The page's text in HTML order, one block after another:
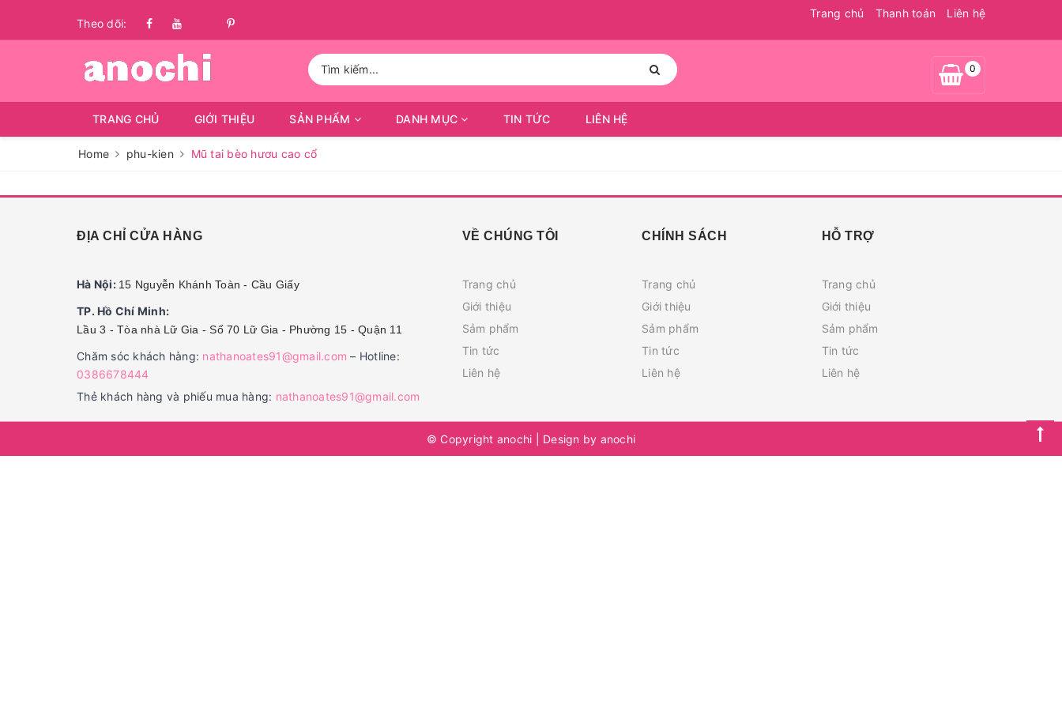
Theo dõi:
Trang chủ Thanh toán Liên hệ
0
TRANG CHỦ GIỚI THIỆU SẢN PHẨM DANH MỤC TIN TỨC LIÊN HỆ
Home phu-kien Mũ tai bèo hươu cao cổ
ĐỊA CHỈ CỬA HÀNG
Hà Nội: 15 Nguyễn Khánh Toàn - Cầu Giấy
TP. Hồ Chí Minh:
Lầu 3 - Tòa nhà Lữ Gia - Số 70 Lữ Gia - Phường 15 - Quận 11
Chăm sóc khách hàng: nathanoates91@gmail.com– Hotline:
0386678444
Thẻ khách hàng và phiếu mua hàng: nathanoates91@gmail.com
VỀ CHÚNG TÔI
Trang chủ
Giới thiệu
Sảm phẩm
Tin tức
Liên hệ
CHÍNH SÁCH
Trang chủ
Giới thiệu
Sảm phẩm
Tin tức
Liên hệ
HỖ TRỢ
Trang chủ
Giới thiệu
Sảm phẩm
Tin tức
Liên hệ
© Copyright anochi Design by anochi